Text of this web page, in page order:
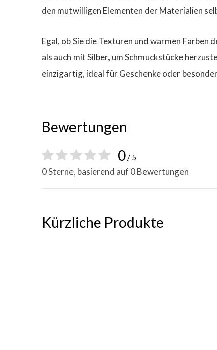
den mutwilligen Elementen der Materialien
Egal, ob Sie die Texturen und warmen
als auch mit Silber, um Schmuckstücke
einzigartig, ideal für Geschenke oder
Bewertungen
0/ 5
0 Sterne, basierend auf 0 Bewertungen
Kürzliche Produkte